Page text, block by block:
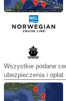
Wszystkie podane
ubezpieczenia i